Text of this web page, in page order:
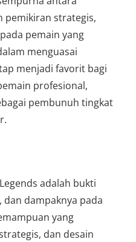
pemikiran strategis,
pemain yang
menguasai
menjadi favorit bagi
profesional,
pembunuh tingkat
adalah bukti
dan dampaknya pada
yang
dan desain